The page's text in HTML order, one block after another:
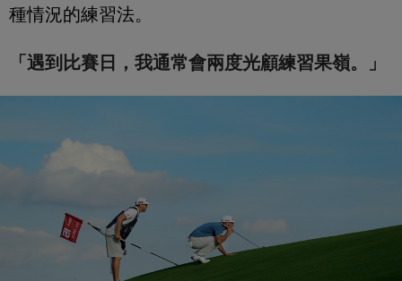
種情況的練習法。
「遇到比賽日，我通常會兩度光顧練習果嶺。」